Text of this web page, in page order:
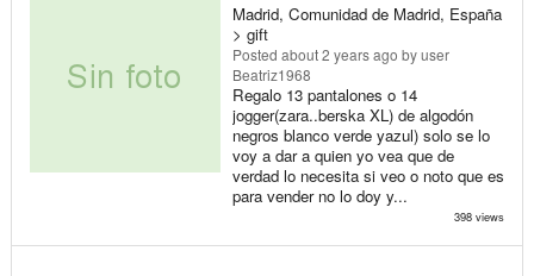
Madrid, Comunidad de Madrid, España
> gift
Posted about 2 years ago by user
Beatriz1968
Regalo 13 pantalones o 14
jogger(zara..berska XL) de algodón
negros blanco verde yazul) solo se lo
voy a dar a quien yo vea que de
verdad lo necesita si veo o noto que es
para vender no lo doy y...
398 views